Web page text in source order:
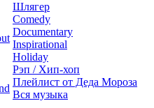
Шлягер
Comedy
Documentary
Inspirational
Holiday
Рэп / Хип-хоп
Плейлист от Деда Мороза
Вся музыка